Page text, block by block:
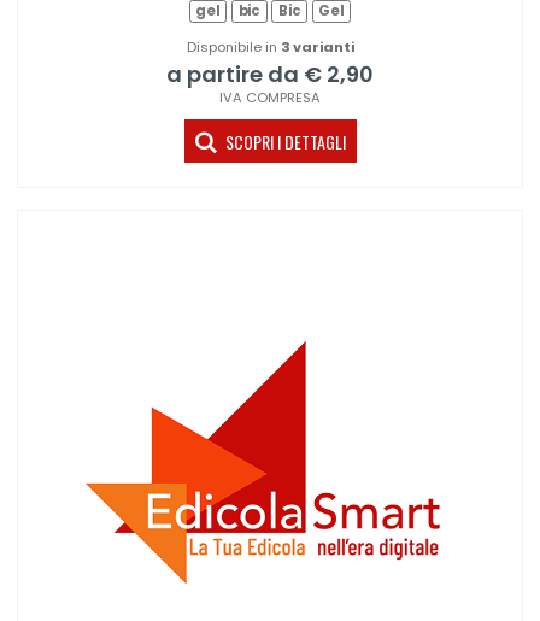
gel bic Bic
Gel
Disponibile in 3 varianti
a partire da € 2,90
IVA COMPRESA
SCOPRI I DETTAGLI